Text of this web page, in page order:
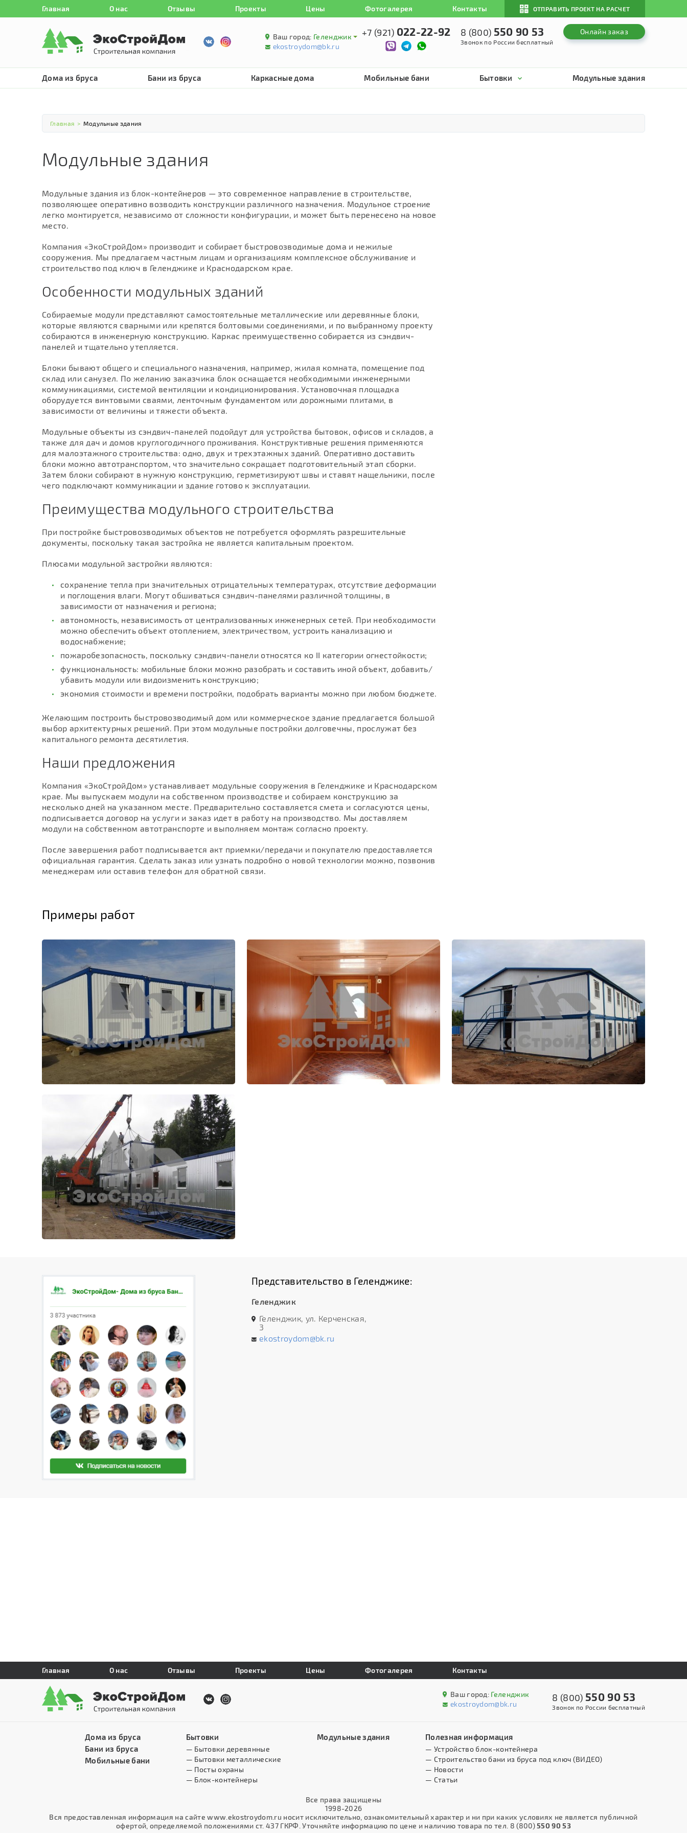
Главная О нас Отзывы Проекты Цены Фотогалерея Контакты ОТПРАВИТЬ ПРОЕКТ НА РАСЧЕТ
Ваш город: Геленджик
ekostroydom@bk.ru
+7 (921) 022-22-92 8 (800) 550 90 53
Звонок по России бесплатный
Онлайн заказ
Дома из бруса Бани из бруса Каркасные дома Мобильные бани Бытовки Модульные здания
Главная > Модульные здания
Модульные здания
Модульные здания из блок-контейнеров — это современное направление в строительстве,
позволяющее оперативно возводить конструкции различного назначения. Модульное строение
легко монтируется, независимо от сложности конфигурации, и может быть перенесено на новое
место.
Компания «ЭкоСтройДом» производит и собирает быстровозводимые дома и нежилые
сооружения. Мы предлагаем частным лицам и организациям комплексное обслуживание и
строительство под ключ в Геленджике и Краснодарском крае.
Особенности модульных зданий
Собираемые модули представляют самостоятельные металлические или деревянные блоки,
которые являются сварными или крепятся болтовыми соединениями, и по выбранному проекту
собираются в инженерную конструкцию. Каркас преимущественно собирается из сэндвич-
панелей и тщательно утепляется.
Блоки бывают общего и специального назначения, например, жилая комната, помещение под
склад или санузел. По желанию заказчика блок оснащается необходимыми инженерными
коммуникациями, системой вентиляции и кондиционирования. Установочная площадка
оборудуется винтовыми сваями, ленточным фундаментом или дорожными плитами, в
зависимости от величины и тяжести объекта.
Модульные объекты из сэндвич-панелей подойдут для устройства бытовок, офисов и складов, а
также для дач и домов круглогодичного проживания. Конструктивные решения применяются
для малоэтажного строительства: одно, двух и трехэтажных зданий. Оперативно доставить
блоки можно автотранспортом, что значительно сокращает подготовительный этап сборки.
Затем блоки собирают в нужную конструкцию, герметизируют швы и ставят нащельники, после
чего подключают коммуникации и здание готово к эксплуатации.
Преимущества модульного строительства
При постройке быстровозводимых объектов не потребуется оформлять разрешительные
документы, поскольку такая застройка не является капитальным проектом.
Плюсами модульной застройки являются:
сохранение тепла при значительных отрицательных температурах, отсутствие деформации
и поглощения влаги. Могут обшиваться сэндвич-панелями различной толщины, в
зависимости от назначения и региона;
автономность, независимость от централизованных инженерных сетей. При необходимости
можно обеспечить объект отоплением, электричеством, устроить канализацию и
водоснабжение;
пожаробезопасность, поскольку сэндвич-панели относятся ко II категории огнестойкости;
функциональность: мобильные блоки можно разобрать и составить иной объект, добавить/
убавить модули или видоизменить конструкцию;
экономия стоимости и времени постройки, подобрать варианты можно при любом бюджете.
Желающим построить быстровозводимый дом или коммерческое здание предлагается большой
выбор архитектурных решений. При этом модульные постройки долговечны, прослужат без
капитального ремонта десятилетия.
Наши предложения
Компания «ЭкоСтройДом» устанавливает модульные сооружения в Геленджике и Краснодарском
крае. Мы выпускаем модули на собственном производстве и собираем конструкцию за
несколько дней на указанном месте. Предварительно составляется смета и согласуются цены,
подписывается договор на услуги и заказ идет в работу на производство. Мы доставляем
модули на собственном автотранспорте и выполняем монтаж согласно проекту.
После завершения работ подписывается акт приемки/передачи и покупателю предоставляется
официальная гарантия. Сделать заказ или узнать подробно о новой технологии можно, позвонив
менеджерам или оставив телефон для обратной связи.
Примеры работ
Представительство в Геленджике:
Геленджик
Геленджик, ул. Керченская,
3
ekostroydom@bk.ru
Главная О нас Отзывы Проекты Цены Фотогалерея Контакты
Ваш город: Геленджик
ekostroydom@bk.ru
8 (800) 550 90 53
Звонок по России бесплатный
Дома из бруса
Бани из бруса
Мобильные бани
Бытовки
— Бытовки деревянные
— Бытовки металлические
— Посты охраны
— Блок-контейнеры
Модульные здания Полезная информация
— Устройство блок-контейнера
— Строительство бани из бруса под ключ (ВИДЕО)
— Новости
— Статьи
Все права защищены
1998-2026
Вся предоставленная информация на сайте www.ekostroydom.ru носит исключительно, ознакомительный характер и ни при каких условиях не является публичной
офертой, определяемой положениями ст. 437 ГКРФ. Уточняйте информацию по цене и наличию товара по тел. 8 (800)550 90 53